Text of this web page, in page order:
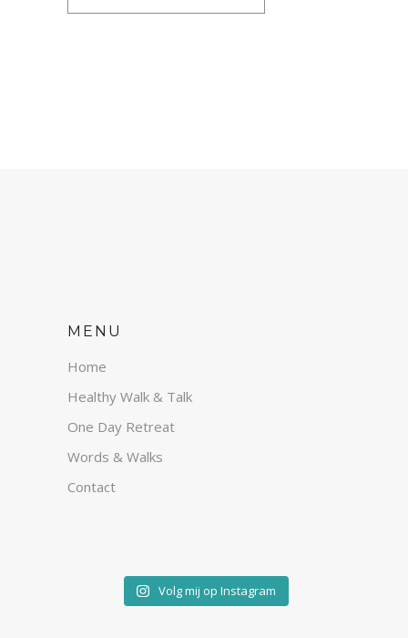
MENU
Home
Healthy Walk & Talk
One Day Retreat
Words & Walks
Contact
Volg mij op Instagram